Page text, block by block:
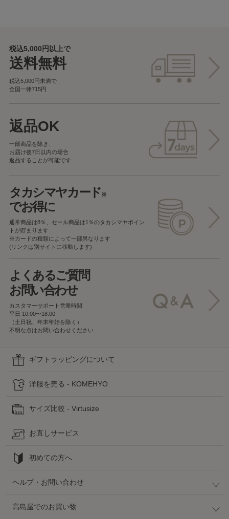
税込5,000円以上で
送料無料
税込5,000円未満で
全国一律715円
返品OK
一部商品を除き、
お届け後7日以内の場合
返品することが可能です
タカシマヤカード※
でお得に
通常商品は8％、セール商品は1％のタカシマヤポイン
トが貯まります
※カードの種類によって一部異なります
(リンクは別サイトに移動します)
よくあるご質問
お問い合わせ
カスタマーサポート営業時間
平日 10:00〜18:00
（土日祝、年末年始を除く）
不明な点はお問い合わせください
ギフトラッピングについて
洋服を売る - KOMEHYO
サイズ比較 - Virtusize
お直しサービス
初めての方へ
ヘルプ・お問い合わせ
高島屋でのお買い物